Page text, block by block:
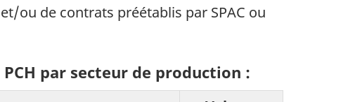
ou de contrats préétablis par SPAC ou
par secteur de production :